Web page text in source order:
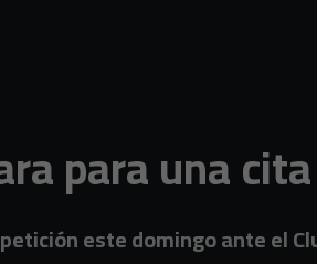
para una
este domingo ante el